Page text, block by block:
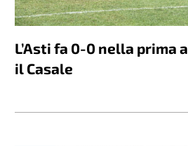
L’Asti fa 0-0 nella prima
il Casale